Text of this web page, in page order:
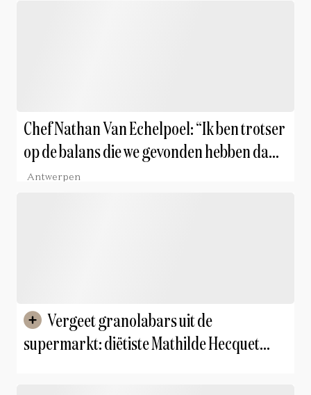
Chef Nathan Van Echelpoel: “Ik ben trotser
op de balans die we gevonden hebben dan
op onze Michelinster”
Antwerpen
supermarkt: diëtiste Mathilde Hecquet